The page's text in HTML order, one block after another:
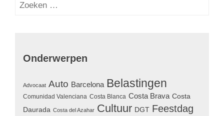
Onderwerpen
Advocaat Auto Barcelona Belastingen
Comunidad Valenciana Costa Blanca Costa Brava Costa
Daurada Costa del Azahar Cultuur DGT Feestdag